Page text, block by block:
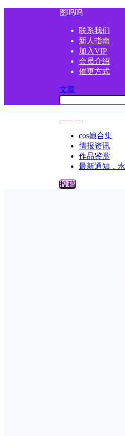
图呜呜
联系我们
新人指南
加入VIP
会员介绍
催更方式
文章
cos娘合集
情报资讯
作品鉴赏
最新通知，
投稿